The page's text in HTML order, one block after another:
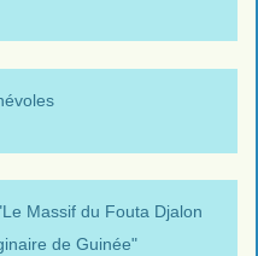
Massif du Fouta Djalon
de Guinée"